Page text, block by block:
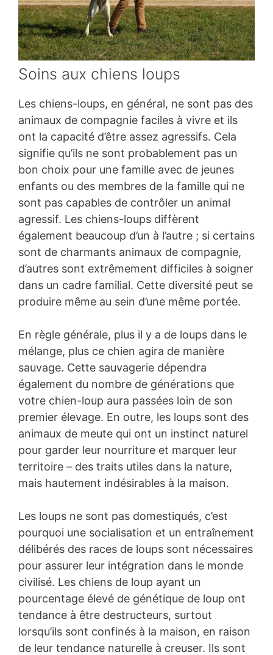
Soins aux chiens loups
Les chiens-loups, en général, ne sont pas des
animaux de compagnie faciles à vivre et ils
ont la capacité d’être assez agressifs. Cela
signifie qu’ils ne sont probablement pas un
bon choix pour une famille avec de jeunes
enfants ou des membres de la famille qui ne
sont pas capables de contrôler un animal
agressif. Les chiens-loups diffèrent
également beaucoup d’un à l’autre ; si certains
sont de charmants animaux de compagnie,
d’autres sont extrêmement difficiles à soigner
dans un cadre familial. Cette diversité peut se
produire même au sein d’une même portée.
En règle générale, plus il y a de loups dans le
mélange, plus ce chien agira de manière
sauvage. Cette sauvagerie dépendra
également du nombre de générations que
votre chien-loup aura passées loin de son
premier élevage. En outre, les loups sont des
animaux de meute qui ont un instinct naturel
pour garder leur nourriture et marquer leur
territoire – des traits utiles dans la nature,
mais hautement indésirables à la maison.
Les loups ne sont pas domestiqués, c’est
pourquoi une socialisation et un entraînement
délibérés des races de loups sont nécessaires
pour assurer leur intégration dans le monde
civilisé. Les chiens de loup ayant un
pourcentage élevé de génétique de loup ont
tendance à être destructeurs, surtout
lorsqu’ils sont confinés à la maison, en raison
de leur tendance naturelle à creuser. Ils sont